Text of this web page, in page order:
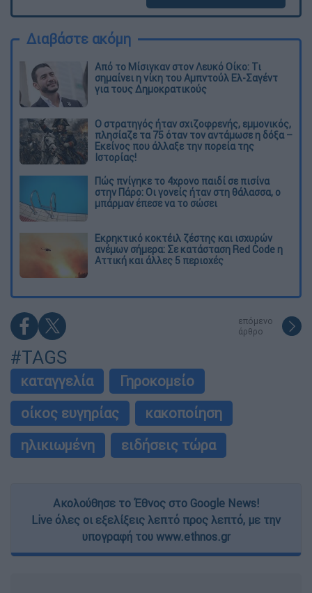
Διαβάστε ακόμη
Από το Μίσιγκαν στον Λευκό Οίκο: Τι
σημαίνει η νίκη του Αμπντούλ Ελ-Σαγέντ
για τους Δημοκρατικούς
O στρατηγός ήταν σχιζοφρενής, εμμονικός,
πλησίαζε τα 75 όταν τον αντάμωσε η δόξα –
Εκείνος που άλλαξε την πορεία της
Ιστορίας!
Πώς πνίγηκε το 4χρονο παιδί σε πισίνα
στην Πάρο: Οι γονείς ήταν στη θάλασσα, ο
μπάρμαν έπεσε να το σώσει
Εκρηκτικό κοκτέιλ ζέστης και ισχυρών
ανέμων σήμερα: Σε κατάσταση Red Code η
Αττική και άλλες 5 περιοχές
επόμενο
άρθρο
#TAGS
καταγγελία
Γηροκομείο
οίκος ευγηρίας
κακοποίηση
ηλικιωμένη
ειδήσεις τώρα
Ακολούθησε το Έθνος στο Google News!
Live όλες οι εξελίξεις λεπτό προς λεπτό, με την
υπογραφή του www.ethnos.gr